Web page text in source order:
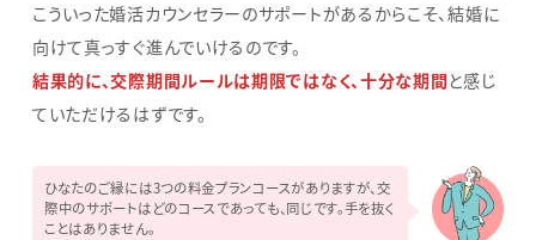
こういった婚活カウンセラーのサポートがあるからこそ、結婚に
向けて真っすぐ進んでいけるのです。
結果的に、交際期間ルールは期限ではなく、十分な期間 と感じ
ていただけるはずです。
ひなたのご縁には3つの料金プランコースがありますが、交
際中のサポートはどのコースであっても、同じです。手を抜く
ことはありません。